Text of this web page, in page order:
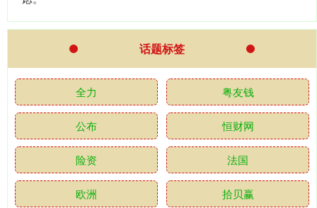
话题标签
全力 粤友钱
公布 恒财网
险资 法国
欧洲 拾贝赢